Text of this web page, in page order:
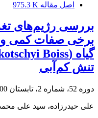
اصل مقاله 975.3 K
بررسی رژیم‌های
برخی صفات کمی و
تنش کم‌آبی
دوره 52، شماره 2، تابستان 1400، صفحه
علی حیدرزاده، سید علی